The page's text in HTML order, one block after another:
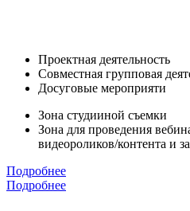
Проектная деятельность
Совместная групповая
Досуговые мероприяти
Зона студииной съемки
Зона для проведения
видеороликов/контента и
Подробнее
Подробнее